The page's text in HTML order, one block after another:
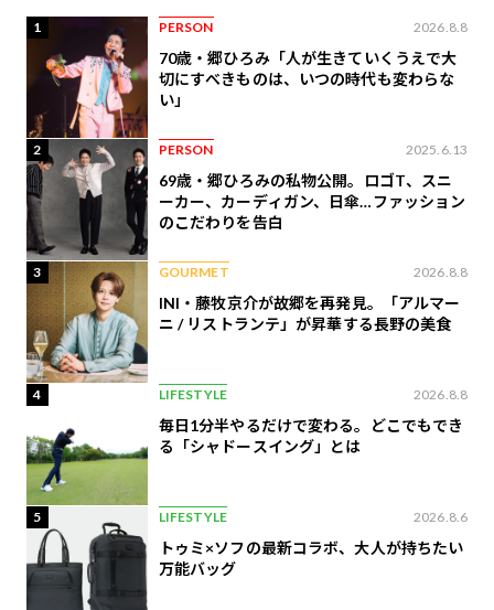
1 PERSON 2026.8.8
70歳・郷ひろみ「人が生きていくうえで大
切にすべきものは、いつの時代も変わらな
い」
2 PERSON 2025.6.13
69歳・郷ひろみの私物公開。ロゴT、スニ
ーカー、カーディガン、日傘…ファッション
のこだわりを告白
3 GOURMET 2026.8.8
INI・藤牧京介が故郷を再発見。「アルマー
ニ / リストランテ」が昇華する長野の美食
4 LIFESTYLE 2026.8.8
毎日1分半やるだけで変わる。どこでもでき
る「シャドースイング」とは
5 LIFESTYLE 2026.8.6
トゥミ×ソフの最新コラボ、大人が持ちたい
万能バッグ